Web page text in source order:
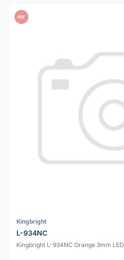
PDF
Kingbright
L-934NC
Kingbright L-934NC Orange 3mm LED